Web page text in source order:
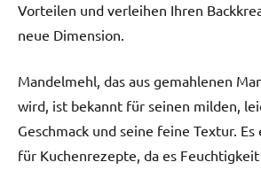
Vorteilen und verleihen Ihren
neue Dimension.
Mandelmehl, das aus gemahlenen
wird, ist bekannt für seinen milden,
Geschmack und seine feine Textur.
für Kuchenrezepte, da es